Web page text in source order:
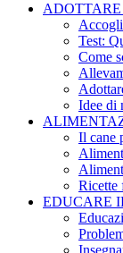
Test:
Come
Idee di
Il cane
Ricette
EDUCARE